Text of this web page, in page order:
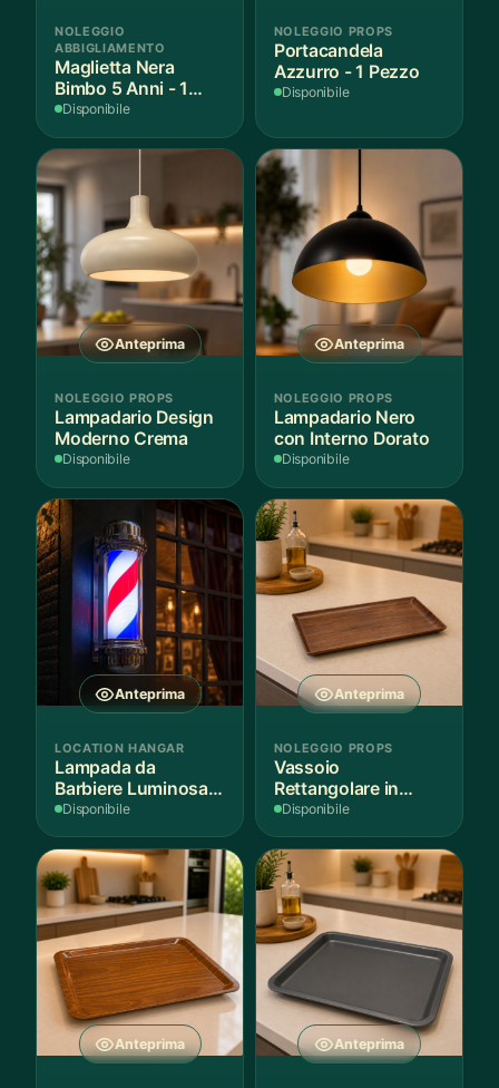
NOLEGGIO
ABBIGLIAMENTO
Maglietta Nera
Bimbo 5 Anni - 1
Pezzo
Disponibile
NOLEGGIO PROPS
Portacandela
Azzurro - 1 Pezzo
Disponibile
Anteprima
NOLEGGIO PROPS
Lampadario Design
Moderno Crema
Disponibile
Anteprima
NOLEGGIO PROPS
Lampadario Nero
con Interno Dorato
Disponibile
Anteprima
LOCATION HANGAR
Lampada da
Barbiere Luminosa
Rotante
Disponibile
Anteprima
NOLEGGIO PROPS
Vassoio
Rettangolare in
Legno Scuro
Disponibile
Anteprima Anteprima